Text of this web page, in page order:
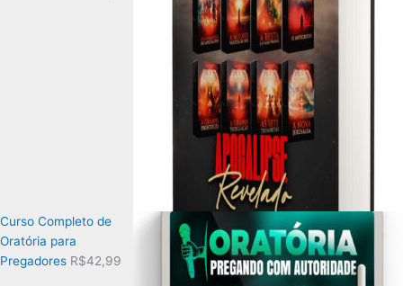
Curso Completo de
Oratória para
Pregadores R$42,99